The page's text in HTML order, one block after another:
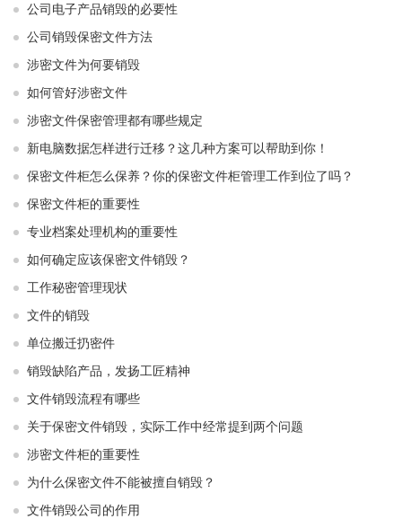
公司电子产品销毁的必要性
公司销毁保密文件方法
涉密文件为何要销毁
如何管好涉密文件
涉密文件保密管理都有哪些规定
新电脑数据怎样进行迁移？这几种方案可以帮助到你！
保密文件柜怎么保养？你的保密文件柜管理工作到位了吗？
保密文件柜的重要性
专业档案处理机构的重要性
如何确定应该保密文件销毁？
工作秘密管理现状
文件的销毁
单位搬迁扔密件
销毁缺陷产品，发扬工匠精神
文件销毁流程有哪些
关于保密文件销毁，实际工作中经常提到两个问题
涉密文件柜的重要性
为什么保密文件不能被擅自销毁？
文件销毁公司的作用